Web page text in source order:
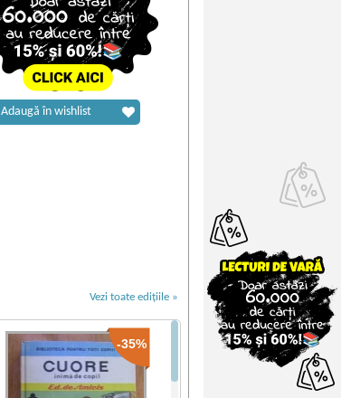
Adaugă în wishlist
Vezi toate edițiile »
-35%